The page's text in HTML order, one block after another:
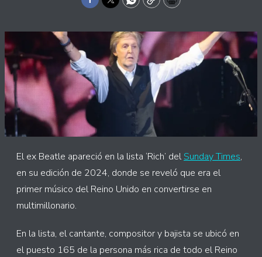
Facebook
TwitterWhatsApp
CopyPrint
El ex Beatle apareció en la lista ‘Rich’ delSunday Times,
en su edición de 2024, donde se reveló que era el
primer músico del Reino Unido en convertirse en
multimillonario.
En la lista, el cantante, compositor y bajista se ubicó en
el puesto 165 de la persona más rica de todo el Reino